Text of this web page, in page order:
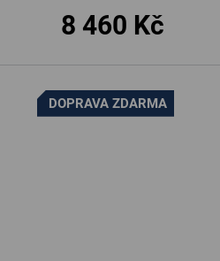
8 460 Kč
DOPRAVA ZDARMA